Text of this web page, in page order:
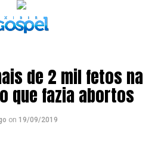
de 2 mil fetos na
que fazia abortos
on 19/09/2019